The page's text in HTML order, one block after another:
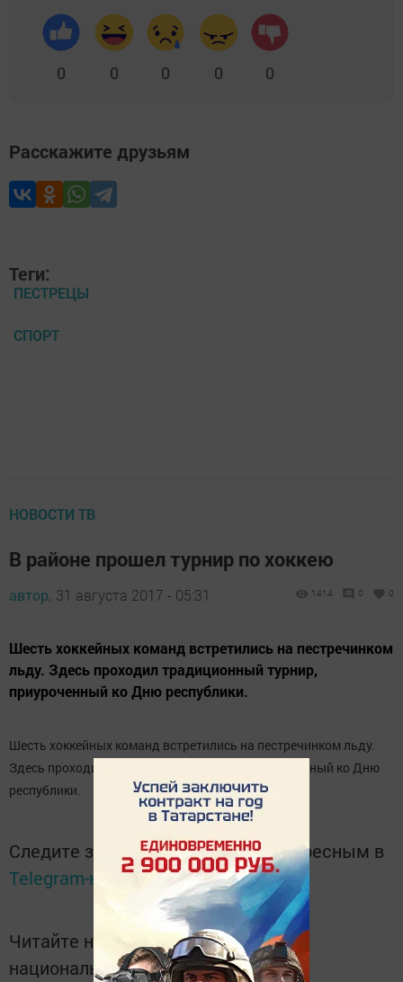
0 0 0 0 0
Расскажите друзьям
Теги:
ПЕСТРЕЦЫ
СПОРТ
НОВОСТИ ТВ
В районе прошел турнир по хоккею
автор, 31 августа 2017 - 05:31 1414 0 0
Шесть хоккейных команд встретились на пестречинком
льду. Здесь проходил традиционный турнир,
приуроченный ко Дню республики.
Шесть хоккейных команд встретились на пестречинком льду.
Здесь проходил традиционный турнир, приуроченный ко Дню
республики.
Следите за самым важным и интересным в
Telegram-каналеТатмедиа
Читайте новости Татарстана в
национальном мессенджере MАХ: